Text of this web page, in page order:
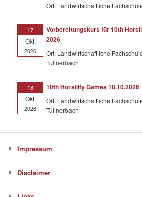
Ort: Landwirtschaftliche
17
Okt.
2026
Vorbereitungskurs für 10th
2026
Ort: Landwirtschaftliche
Tullnerbach
18
Okt.
2026
10th Horsility Games 18.10.2026
Ort: Landwirtschaftliche
Tullnerbach
Impressum
Disclaimer